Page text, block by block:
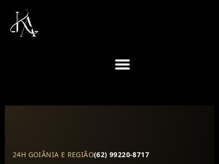
24H GOIÂNIA E REGIÃO(62) 99220-8717